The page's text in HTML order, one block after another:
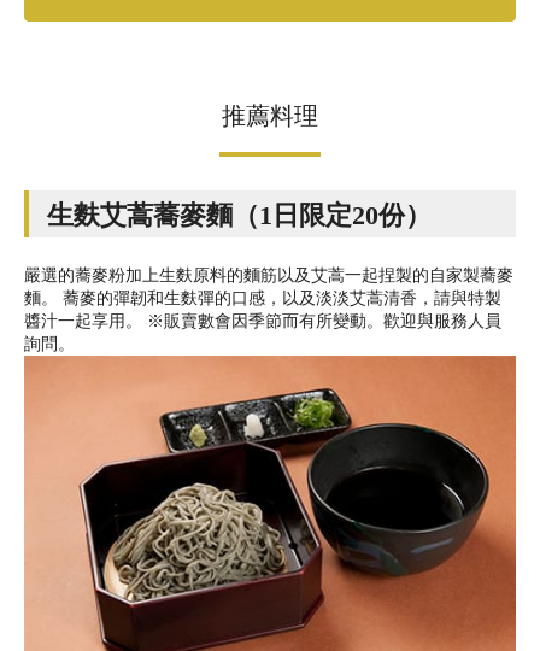
推薦料理
生麩艾蒿蕎麥麵（1日限定20份）
嚴選的蕎麥粉加上生麩原料的麵筋以及艾蒿一起捏製的自家製蕎麥
麵。 蕎麥的彈韌和生麩彈的口感，以及淡淡艾蒿清香，請與特製
醬汁一起享用。 ※販賣數會因季節而有所變動。歡迎與服務人員
詢問。